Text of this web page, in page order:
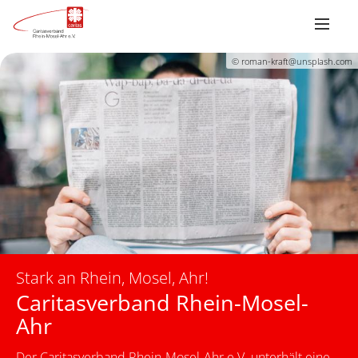
© roman-kraft@unsplash.com
Stark an Rhein, Mosel, Ahr!
Caritasverband Rhein-Mosel-
Ahr